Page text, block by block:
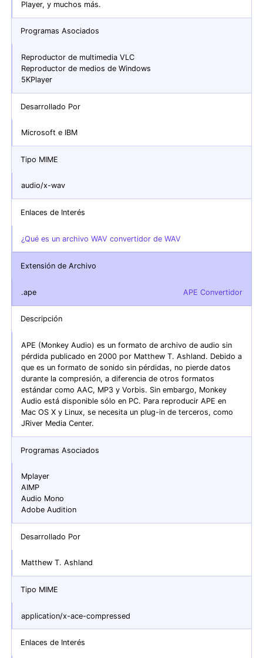
Player, y muchos más.
Programas Asociados
Reproductor de multimedia VLC
Reproductor de medios de Windows
5KPlayer
Desarrollado Por
Microsoft e IBM
Tipo MIME
audio/x-wav
Enlaces de Interés
¿Qué es un archivo WAV convertidor de WAV
Extensión de Archivo
.ape APE Convertidor
Descripción
APE (Monkey Audio) es un formato de archivo de audio sin
pérdida publicado en 2000 por Matthew T. Ashland. Debido a
que es un formato de sonido sin pérdidas, no pierde datos
durante la compresión, a diferencia de otros formatos
estándar como AAC, MP3 y Vorbis. Sin embargo, Monkey
Audio está disponible sólo en PC. Para reproducir APE en
Mac OS X y Linux, se necesita un plug-in de terceros, como
JRiver Media Center.
Programas Asociados
Mplayer
AIMP
Audio Mono
Adobe Audition
Desarrollado Por
Matthew T. Ashland
Tipo MIME
application/x-ace-compressed
Enlaces de Interés